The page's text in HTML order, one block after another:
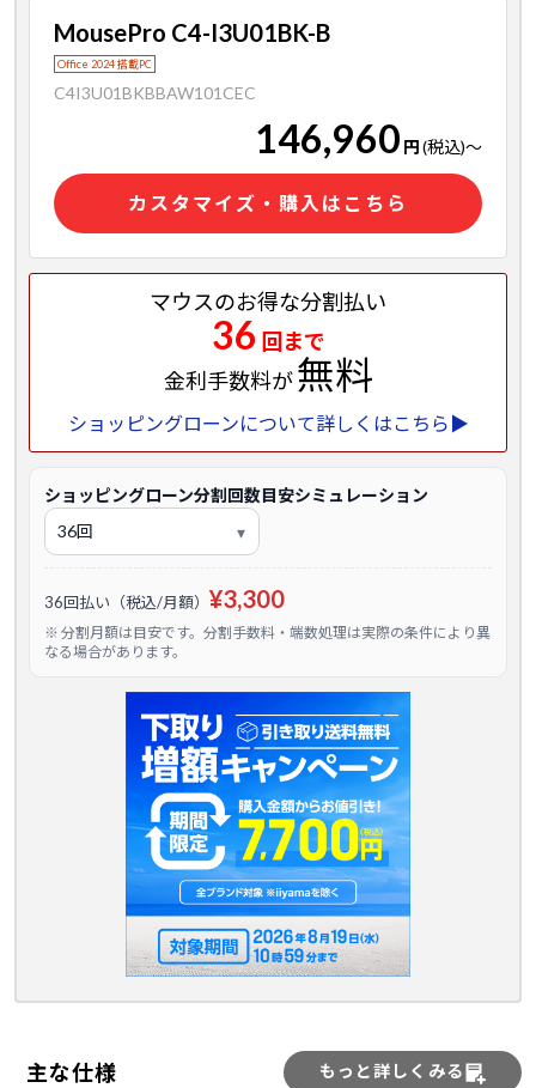
MousePro C4-I3U01BK-B
Office 2024 搭載PC
C4I3U01BKBBAW101CEC
146,960 円(税込)～
カスタマイズ・購入はこちら
マウスのお得な分割払い
36 回まで
金利手数料が無料
ショッピングローンについて詳しくはこちら▶
ショッピングローン分割回数目安シミュレーション
36回払い（税込/月額） ¥3,300
※ 分割月額は目安です。分割手数料・端数処理は実際の条件により異
なる場合があります。
主な仕様 もっと詳しくみる